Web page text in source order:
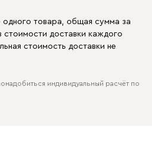
одного товара, общая сумма за
стоимости доставки каждого
стоимость доставки не
индивидуальный расчёт по